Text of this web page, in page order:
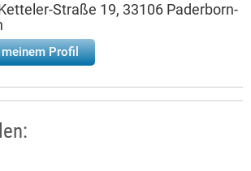
Straße 19, 33106 Paderborn-
meinem Profil